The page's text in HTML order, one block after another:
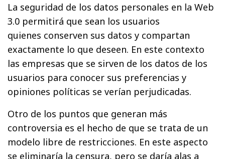
La seguridad de los datos personales en la Web
3.0 permitirá que sean los usuarios
quienes conserven sus datos y compartan
exactamente lo que deseen. En este contexto
las empresas que se sirven de los datos de los
usuarios para conocer sus preferencias y
opiniones políticas se verían perjudicadas.
Otro de los puntos que generan más
controversia es el hecho de que se trata de un
modelo libre de restricciones. En este aspecto
se eliminaría la censura, pero se daría alas a